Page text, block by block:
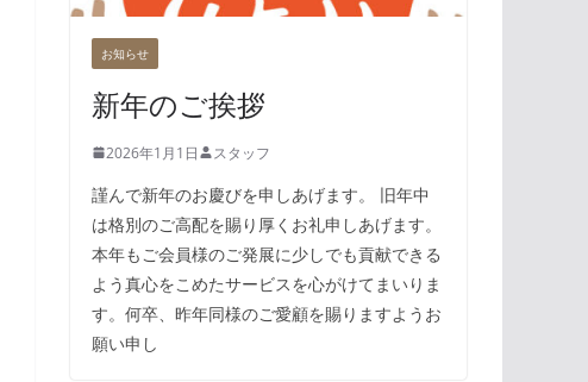
お知らせ
新年のご挨拶
2026年1月1日 スタッフ
謹んで新年のお慶びを申しあげます。 旧年中
は格別のご高配を賜り厚くお礼申しあげます。
本年もご会員様のご発展に少しでも貢献できる
よう真心をこめたサービスを心がけてまいりま
す。何卒、昨年同様のご愛顧を賜りますようお
願い申し